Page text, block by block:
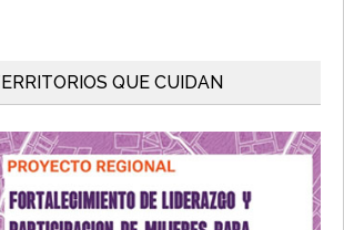
QUE CUIDAN